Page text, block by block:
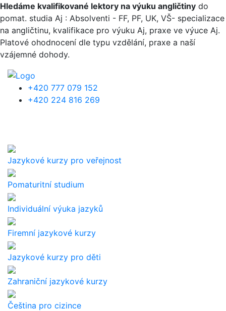
Přejít k hlavnímu obsahu
Hledáme kvalifikované lektory na výuku angličtiny do
pomat. studia Aj : Absolventi - FF, PF, UK, VŠ- specializace
na angličtinu, kvalifikace pro výuku Aj, praxe ve výuce Aj.
Platové ohodnocení dle typu vzdělání, praxe a naší
vzájemné dohody.
+420 777 079 152
+420 224 816 269
Jazykové kurzy pro veřejnost
Pomaturitní studium
Individuální výuka jazyků
Firemní jazykové kurzy
Jazykové kurzy pro děti
Zahraniční jazykové kurzy
Čeština pro cizince